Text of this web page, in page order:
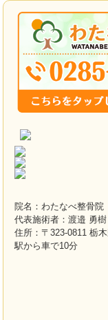
院名：わたなべ整骨院
代表施術者：渡邉 勇樹
住所：〒323-0811 栃
駅から車で10分